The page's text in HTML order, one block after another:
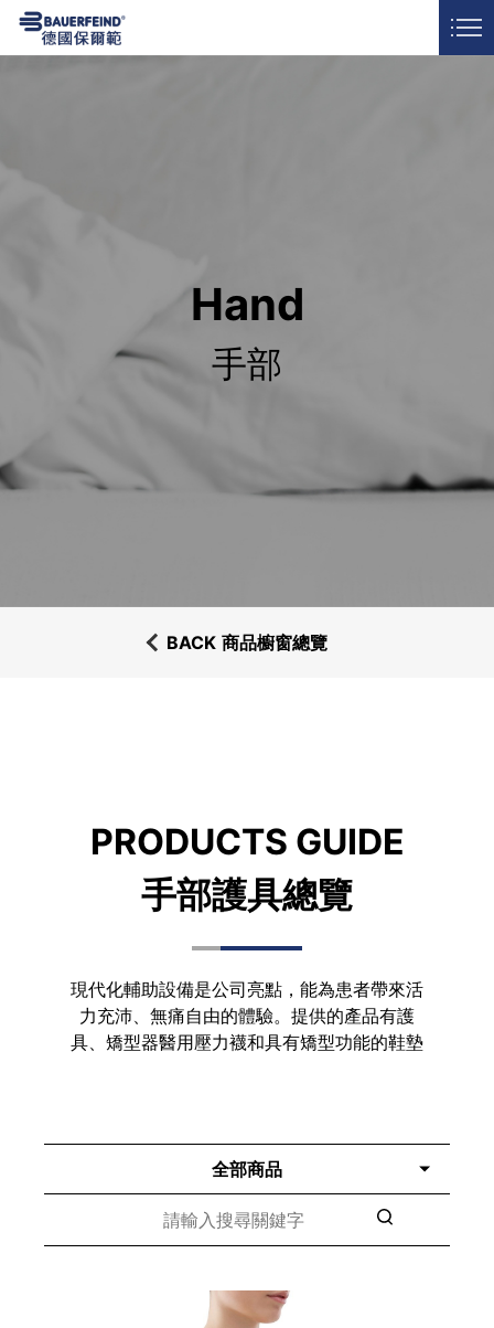
Hand
手部
BACK 商品櫥窗總覽
PRODUCTS GUIDE
手部護具總覽
現代化輔助設備是公司亮點，能為患者帶來活
力充沛、無痛自由的體驗。提供的產品有護
具、矯型器醫用壓力襪和具有矯型功能的鞋墊
全部商品